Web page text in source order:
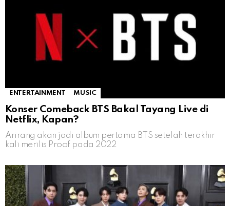
ENTERTAINMENT MUSIC
Konser Comeback BTS Bakal Tayang Live di
Netflix, Kapan?
Arirang akan jadi album pertama BTS setelah terakhir
kali merilis Proof pada 2022